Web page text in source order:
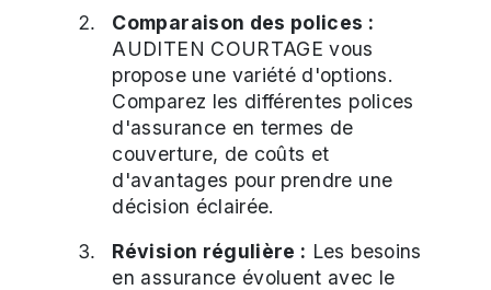
Comparaison des polices :
AUDITEN COURTAGE vous
propose une variété d'options.
Comparez les différentes polices
d'assurance en termes de
couverture, de coûts et
d'avantages pour prendre une
décision éclairée.
Révision régulière : Les besoins
en assurance évoluent avec le